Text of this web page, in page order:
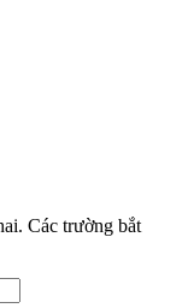
Các trường bắt